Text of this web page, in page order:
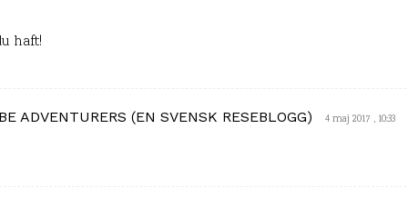
haft!
ADVENTURERS (EN SVENSK RESEBLOGG) 4 maj 2017 , 10:33